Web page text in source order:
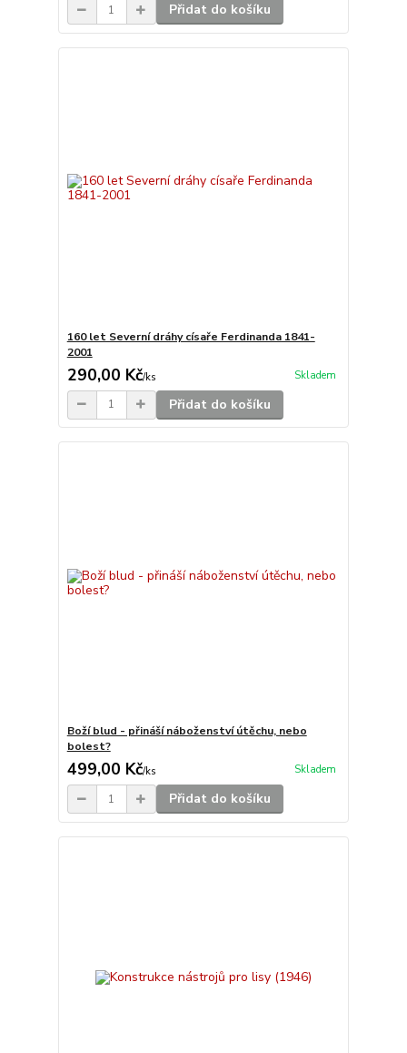
Přidat do košíku
160 let Severní dráhy císaře Ferdinanda 1841-
2001
290,00 Kč/ks Skladem
Přidat do košíku
Boží blud - přináší náboženství útěchu, nebo
bolest?
499,00 Kč/ks Skladem
Přidat do košíku